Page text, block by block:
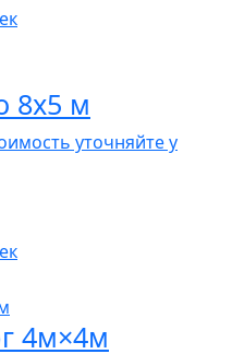
8х5 м
уточняйте у
4м×4м